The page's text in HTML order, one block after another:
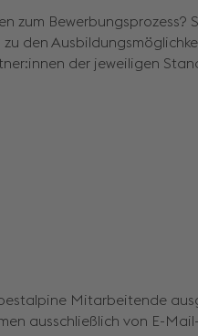
zum Bewerbungsprozess?
den
der jeweiligen
Mitarbeitende
ausschließlich von E-